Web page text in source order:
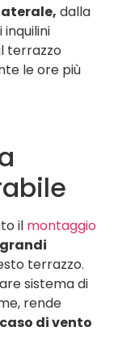
dalla
terrazzo
le ore più
il montaggio
grandi
terrazzo.
sistema di
rende
di vento